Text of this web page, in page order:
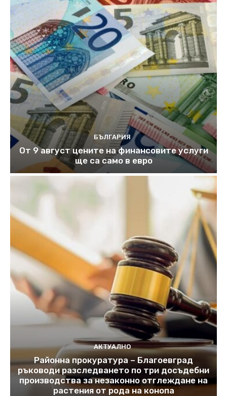
БЪЛГАРИЯ
От 9 август цените на финансовите услуги
ще са само в евро
АКТУАЛНО
Районна прокуратура – Благоевград
ръководи разследването по три досъдебни
производства за незаконно отглеждане на
растения от рода на конопа